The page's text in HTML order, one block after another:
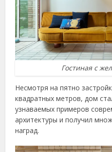
Гостиная с
Несмотря на пятно
квадратных метров, дом
узнаваемых примеров
архитектуры и получил
наград.